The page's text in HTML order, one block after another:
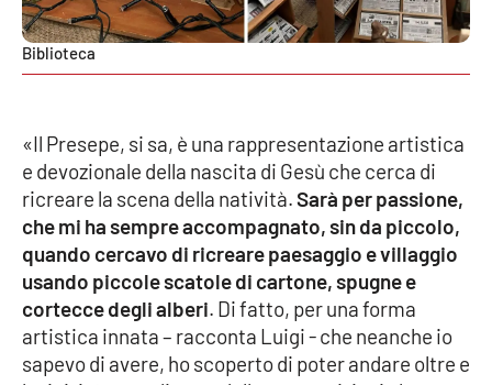
Parchi Marini Calabria
Imprese Di Calabria
Le perfidie di Antonella Grippo
Venti di comunicazione
STREAMING
Biblioteca
«Il Presepe, si sa, è una rappresentazione artistica
e devozionale della nascita di Gesù che cerca di
ricreare la scena della natività.Sarà per passione,
che mi ha sempre accompagnato, sin da piccolo,
quando cercavo di ricreare paesaggio e villaggio
usando piccole scatole di cartone, spugne e
cortecce degli alberi. Di fatto, per una forma
artistica innata – racconta Luigi - che neanche io
sapevo di avere, ho scoperto di poter andare oltre e